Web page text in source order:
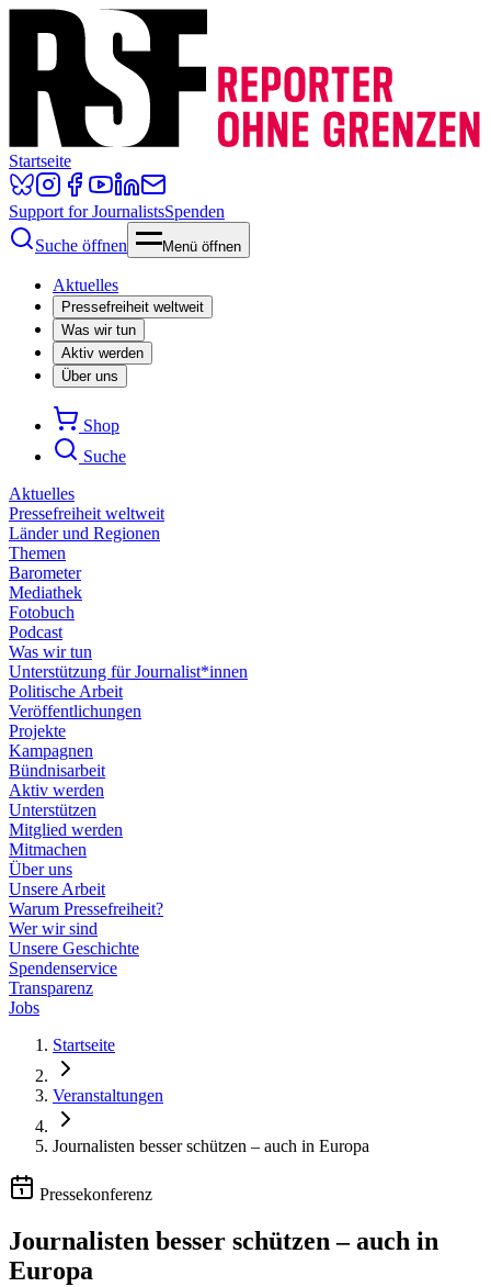
Startseite
Support for JournalistsSpenden
Suche öffnen
Menü öffnen
Aktuelles
Pressefreiheit weltweit
Was wir tun
Aktiv werden
Über uns
Shop
Suche
Aktuelles
Pressefreiheit weltweit
Länder und Regionen
Themen
Barometer
Mediathek
Fotobuch
Podcast
Was wir tun
Unterstützung für Journalist*innen
Politische Arbeit
Veröffentlichungen
Projekte
Kampagnen
Bündnisarbeit
Aktiv werden
Unterstützen
Mitglied werden
Mitmachen
Über uns
Unsere Arbeit
Warum Pressefreiheit?
Wer wir sind
Unsere Geschichte
Spendenservice
Transparenz
Jobs
Startseite
Veranstaltungen
Journalisten besser schützen – auch in Europa
Pressekonferenz
Journalisten besser schützen – auch in
Europa